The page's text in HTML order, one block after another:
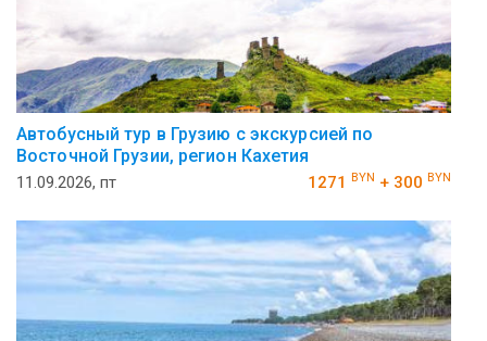
Автобусный тур в Грузию с экскурсией по
Восточной Грузии, регион Кахетия
11.09.2026, пт 1271 BYN + 300 BYN